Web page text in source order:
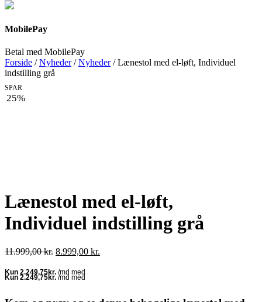
MobilePay
Betal med MobilePay
Forside /Nyheder/Nyheder/ Lænestol med el-løft, Individuel
indstilling grå
SPAR
25%
Lænestol med el-løft,
Individuel indstilling grå
11.999,00kr. Den
pris
var:
8.999,00 kr.